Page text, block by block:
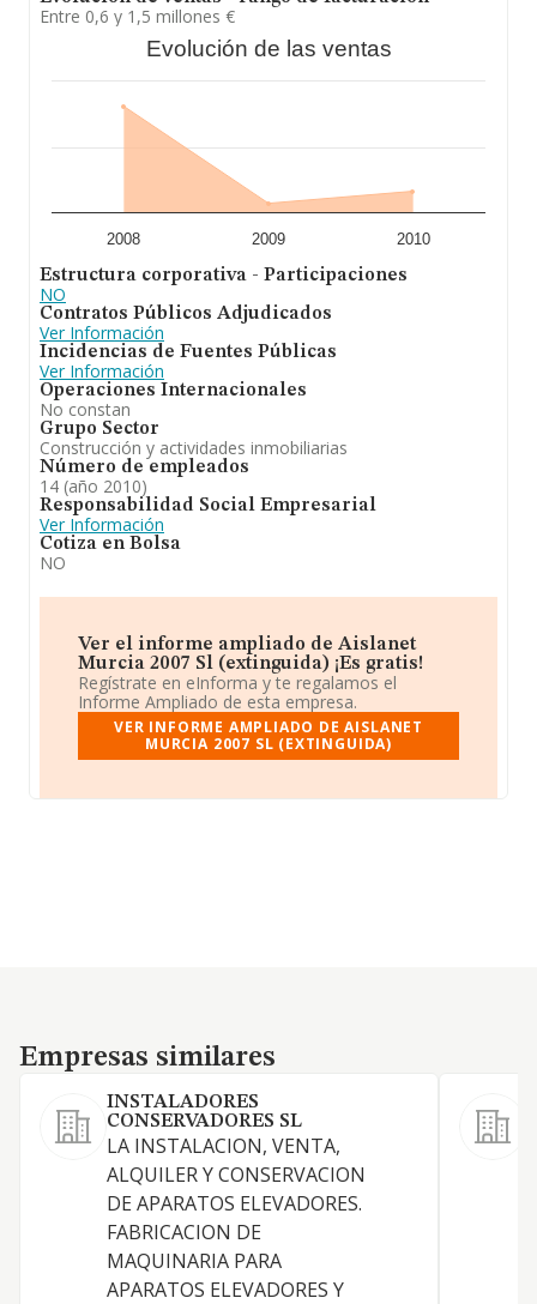
Entre 0,6 y 1,5 millones €
Evolución de las ventas
2008 2009 2010
Estructura corporativa - Participaciones
NO
Contratos Públicos Adjudicados
Ver Información
Incidencias de Fuentes Públicas
Ver Información
Operaciones Internacionales
No constan
Grupo Sector
Construcción y actividades inmobiliarias
Número de empleados
14 (año 2010)
Responsabilidad Social Empresarial
Ver Información
Cotiza en Bolsa
NO
Ver el informe ampliado de Aislanet
Murcia 2007 Sl (extinguida) ¡Es gratis!
Regístrate en eInforma y te regalamos el
Informe Ampliado de esta empresa.
VER INFORME AMPLIADO DE AISLANET
MURCIA 2007 SL (EXTINGUIDA)
Empresas similares
Empresas similares
INSTALADORES
CONSERVADORES SL
LA INSTALACION, VENTA,
ALQUILER Y CONSERVACION
DE APARATOS ELEVADORES.
FABRICACION DE
MAQUINARIA PARA
APARATOS ELEVADORES Y